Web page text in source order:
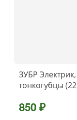
ЗУБР
тонкогубцы
850 ₽